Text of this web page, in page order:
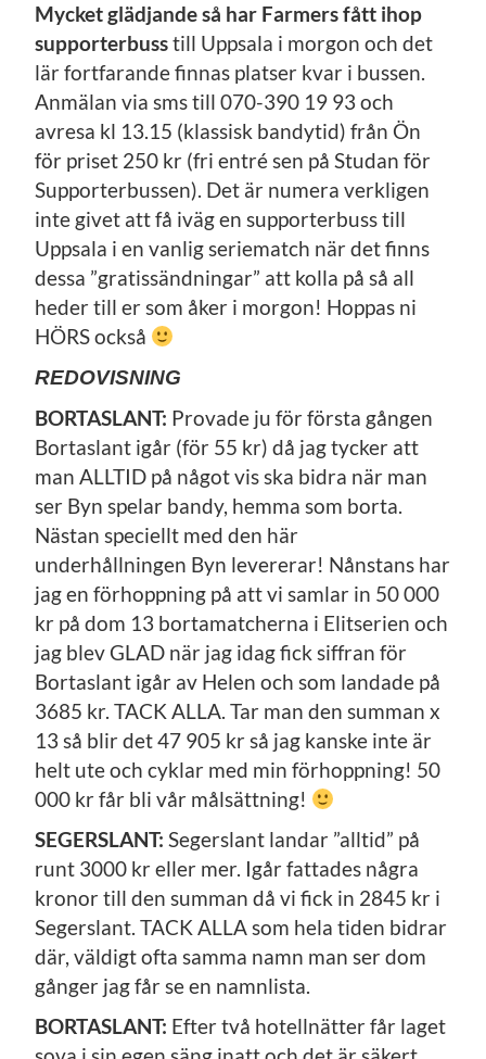
Mycket glädjande så har Farmers fått ihop
supporterbusstill Uppsala i morgon och det
lär fortfarande finnas platser kvar i bussen.
Anmälan via sms till 070-390 19 93 och
avresa kl 13.15 (klassisk bandytid) från Ön
för priset 250 kr (fri entré sen på Studan för
Supporterbussen). Det är numera verkligen
inte givet att få iväg en supporterbuss till
Uppsala i en vanlig seriematch när det finns
dessa ”gratissändningar” att kolla på så all
heder till er som åker i morgon! Hoppas ni
HÖRS också
REDOVISNING
BORTASLANT: Provade ju för första gången
Bortaslant igår (för 55 kr) då jag tycker att
man ALLTID på något vis ska bidra när man
ser Byn spelar bandy, hemma som borta.
Nästan speciellt med den här
underhållningen Byn levererar! Nånstans har
jag en förhoppning på att vi samlar in 50 000
kr på dom 13 bortamatcherna i Elitserien och
jag blev GLAD när jag idag fick siffran för
Bortaslant igår av Helen och som landade på
3685 kr. TACK ALLA. Tar man den summan x
13 så blir det 47 905 kr så jag kanske inte är
helt ute och cyklar med min förhoppning! 50
000 kr får bli vår målsättning!
SEGERSLANT: Segerslant landar ”alltid” på
runt 3000 kr eller mer. Igår fattades några
kronor till den summan då vi fick in 2845 kr i
Segerslant. TACK ALLA som hela tiden bidrar
där, väldigt ofta samma namn man ser dom
gånger jag får se en namnlista.
BORTASLANT: Efter två hotellnätter får laget